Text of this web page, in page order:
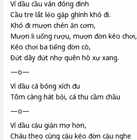
Ví dầu cầu ván đóng đinh
Cầu tre lắt lẻo gập ghình khó đi.
Khó đi mượn chén ăn cơm,
Mượn li uống rượu, mượn đờn kéo chơi,
Kéo chơi ba tiếng đờn cò,
Đứt dây đứt nhợ quên hò xự xang.
—o—
Ví dầu cá bóng xích đu
Tôm càng hát bội, cá thu cầm chầu
—o—
Ví dầu cậu giận mợ hờn,
Cháu theo cùng cậu kéo đờn cậu nghe